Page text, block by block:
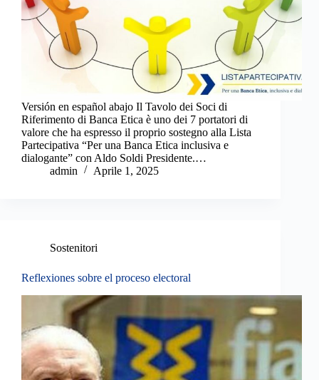
Versión en español abajo Il Tavolo dei Soci di
Riferimento di Banca Etica è uno dei 7 portatori di
valore che ha espresso il proprio sostegno alla Lista
Partecipativa “Per una Banca Etica inclusiva e
dialogante” con Aldo Soldi Presidente.…
admin
Aprile 1, 2025
Sostenitori
Reflexiones sobre el proceso electoral